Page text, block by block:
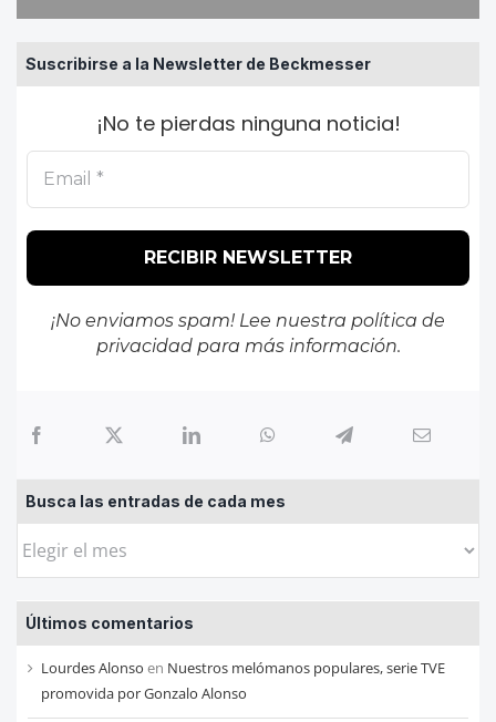
Suscribirse a la Newsletter de Beckmesser
¡No te pierdas ninguna noticia!
¡No enviamos spam! Lee nuestra política de
privacidadpara más información.
Busca las entradas de cada mes
Busca
entradas
de
cada
mes
Últimos comentarios
Lourdes Alonso en Nuestros melómanos populares, serie TVE
promovida por Gonzalo Alonso